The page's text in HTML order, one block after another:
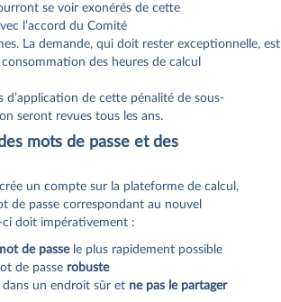
se voir exonérés de cette
l’accord du Comité
La demande, qui doit rester exceptionnelle,
des heures de calcul
d’application de cette pénalité de sous‐
seront revues tous les ans.
mots de passe et des
un compte sur la plateforme de calcul,
de passe correspondant au nouvel
ci doit impérativement :
de passele plus rapidement possible
de passe robuste
dans un endroit sûr et ne pas le partager